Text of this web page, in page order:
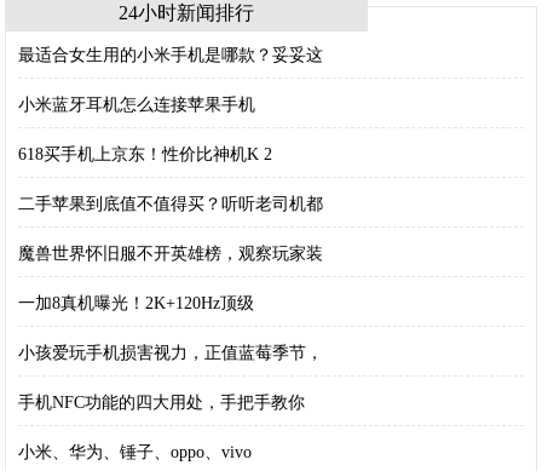
24小时新闻排行
最适合女生用的小米手机是哪款？妥妥这
小米蓝牙耳机怎么连接苹果手机
618买手机上京东！性价比神机K 2
二手苹果到底值不值得买？听听老司机都
魔兽世界怀旧服不开英雄榜，观察玩家装
一加8真机曝光！2K+120Hz顶级
小孩爱玩手机损害视力，正值蓝莓季节，
手机NFC功能的四大用处，手把手教你
小米、华为、锤子、oppo、vivo